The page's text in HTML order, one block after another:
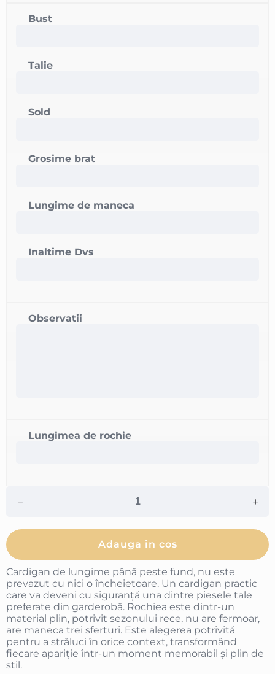
Bust
Talie
Sold
Grosime brat
Lungime de maneca
Inaltime Dvs
Observatii
Lungimea de rochie
Adauga in cos
Cardigan de lungime până peste fund, nu este
prevazut cu nici o încheietoare. Un cardigan practic
care va deveni cu siguranță una dintre piesele tale
preferate din garderobă. Rochiea este dintr-un
material plin, potrivit sezonului rece, nu are fermoar,
are maneca trei sferturi. Este alegerea potrivită
pentru a străluci în orice context, transformând
fiecare apariție într-un moment memorabil și plin de
stil.